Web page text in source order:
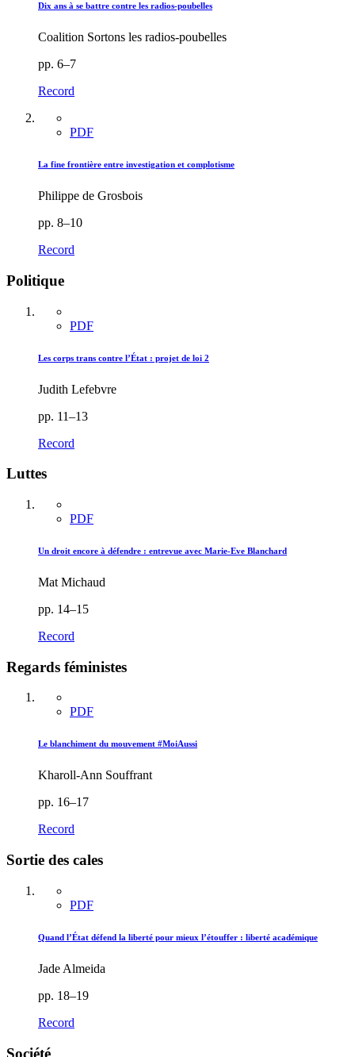
Dix ans à se battre contre les radios-poubelles
Coalition Sortons les radios-poubelles
pp. 6–7
Record
PDF
La fine frontière entre investigation et complotisme
Philippe de Grosbois
pp. 8–10
Record
Politique
PDF
Les corps trans contre l’État : projet de loi 2
Judith Lefebvre
pp. 11–13
Record
Luttes
PDF
Un droit encore à défendre : entrevue avec Marie-Eve Blanchard
Mat Michaud
pp. 14–15
Record
Regards féministes
PDF
Le blanchiment du mouvement #MoiAussi
Kharoll-Ann Souffrant
pp. 16–17
Record
Sortie des cales
PDF
Quand l’État défend la liberté pour mieux l’étouffer : liberté académique
Jade Almeida
pp. 18–19
Record
Société